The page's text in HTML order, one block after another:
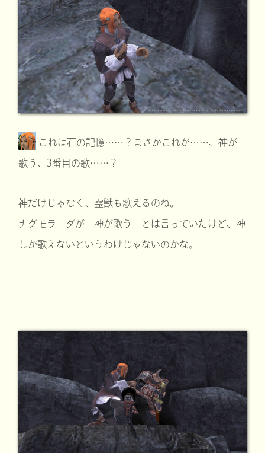
これは石の記憶……？まさかこれが……、神が
歌う、3番目の歌……？
神だけじゃなく、霊獣も歌えるのね。
ナグモラーダが「神が歌う」とは言っていたけど、神
しか歌えないというわけじゃないのかな。